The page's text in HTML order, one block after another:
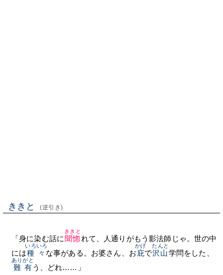
ききと (逆引き)
「身に染む話に 聞惚
ききと
れて、人通りがもう影法師じゃ。世の中
には種々
いろいろ
な事がある。お婆さん、お 庇
かげ
で沢山
たんと
学問をした、
難有
ありがと
う、どれ……」